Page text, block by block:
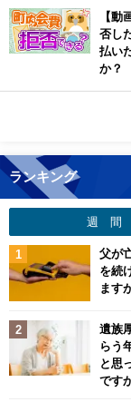
【動
否し
払い
か？
ランキング
週 間
父が
を続
ます
遺族
らう
と思
です